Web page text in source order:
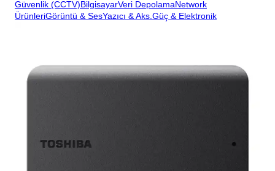
Güvenlik (CCTV)BilgisayarVeri DepolamaNetwork
ÜrünleriGörüntü & SesYazıcı & Aks.Güç & Elektronik